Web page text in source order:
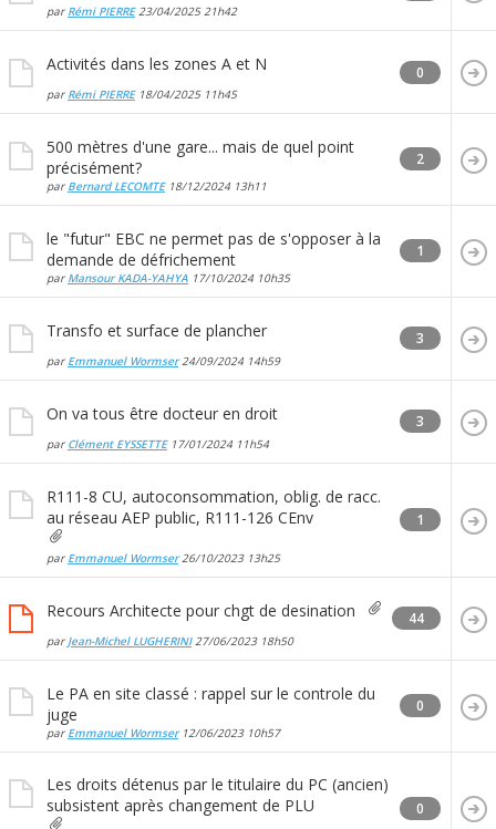
par Rémi PIERRE23/04/202521h42
Activités dans les zones A et N
par Rémi PIERRE18/04/2025 11h45
0
500 mètres d'une gare... mais de quel point
précisément?
par Bernard LECOMTE18/12/2024 13h11
2
le "futur" EBC ne permet pas de s'opposer à la
demande de défrichement
par Mansour KADA-YAHYA 17/10/2024 10h35
1
Transfo et surface de plancher
par Emmanuel Wormser24/09/2024 14h59
3
On va tous être docteur en droit
par Clément EYSSETTE17/01/2024 11h54
3
R111-8 CU, autoconsommation, oblig. de racc.
au réseau AEP public, R111-126 CEnv
par Emmanuel Wormser26/10/2023 13h25
1
Recours Architecte pour chgt de desination
par Jean-Michel LUGHERINI27/06/2023 18h50
44
Le PA en site classé : rappel sur le controle du
juge
par Emmanuel Wormser12/06/2023 10h57
0
Les droits détenus par le titulaire du PC (ancien)
subsistent après changement de PLU
0